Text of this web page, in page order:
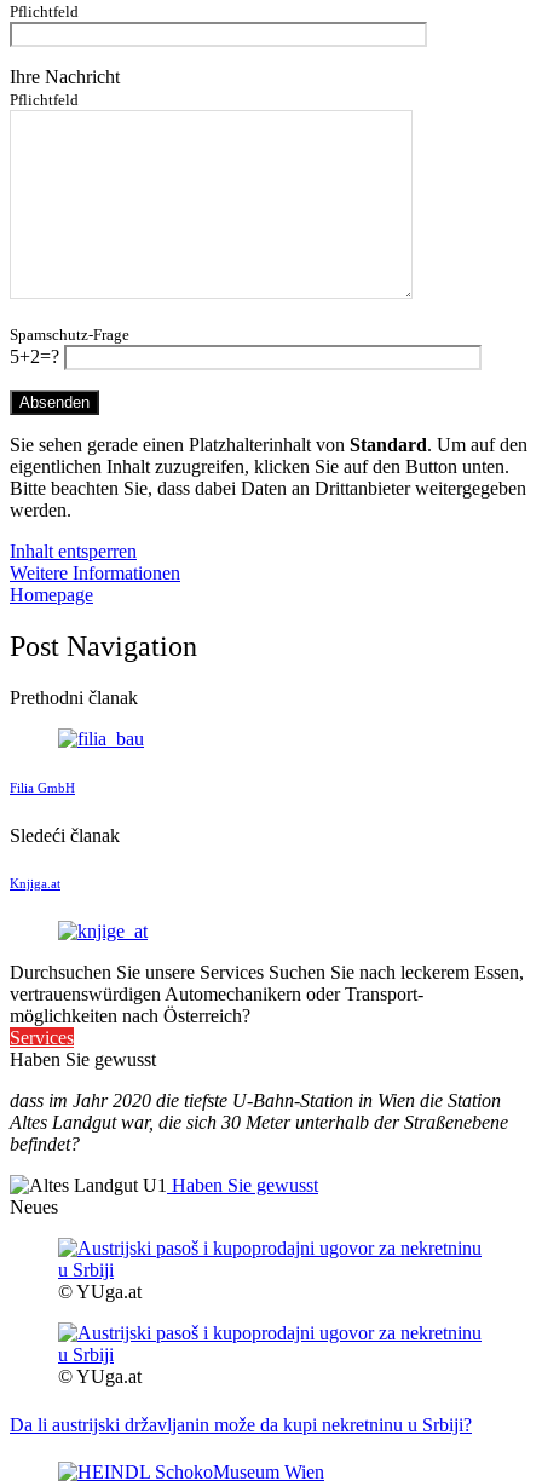
Pflichtfeld
Ihre Nachricht
Pflichtfeld
Spamschutz-Frage
5+2=?
Sie sehen gerade einen Platzhalterinhalt von Standard. Um auf den
eigentlichen Inhalt zuzugreifen, klicken Sie auf den Button unten.
Bitte beachten Sie, dass dabei Daten an Drittanbieter weitergegeben
werden.
Inhalt entsperren
Weitere Informationen
Homepage
Post Navigation
Prethodni članak
Filia GmbH
Sledeći članak
Knjiga.at
Durchsuchen Sie unsere Services Suchen Sie nach leckerem Essen,
vertrauenswürdigen Automechanikern oder Transport-
möglichkeiten nach Österreich?
Services
Haben Sie gewusst
dass im Jahr 2020 die tiefste U-Bahn-Station in Wien die Station
Altes Landgut war, die sich 30 Meter unterhalb der Straßenebene
befindet?
Haben Sie gewusst
Neues
© YUga.at
© YUga.at
Da li austrijski državljanin može da kupi nekretninu u Srbiji?